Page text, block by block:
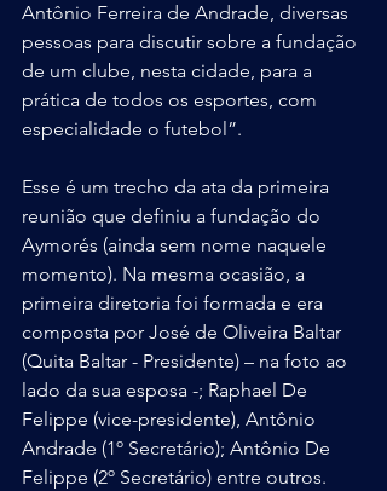
Antônio Ferreira de Andrade, diversas
pessoas para discutir sobre a fundação
de um clube, nesta cidade, para a
prática de todos os esportes, com
especialidade o futebol”.
Esse é um trecho da ata da primeira
reunião que definiu a fundação do
Aymorés (ainda sem nome naquele
momento). Na mesma ocasião, a
primeira diretoria foi formada e era
composta por José de Oliveira Baltar
(Quita Baltar - Presidente) – na foto ao
lado da sua esposa -; Raphael De
Felippe (vice-presidente), Antônio
Andrade (1º Secretário); Antônio De
Felippe (2º Secretário) entre outros.